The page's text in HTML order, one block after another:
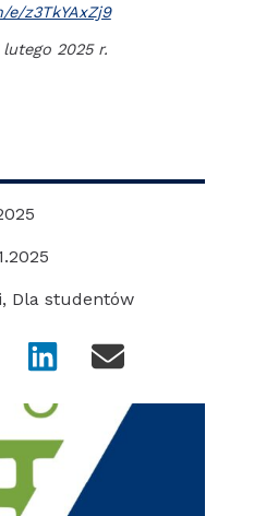
z3TkYAxZj9
2025 r.
, Dla studentów